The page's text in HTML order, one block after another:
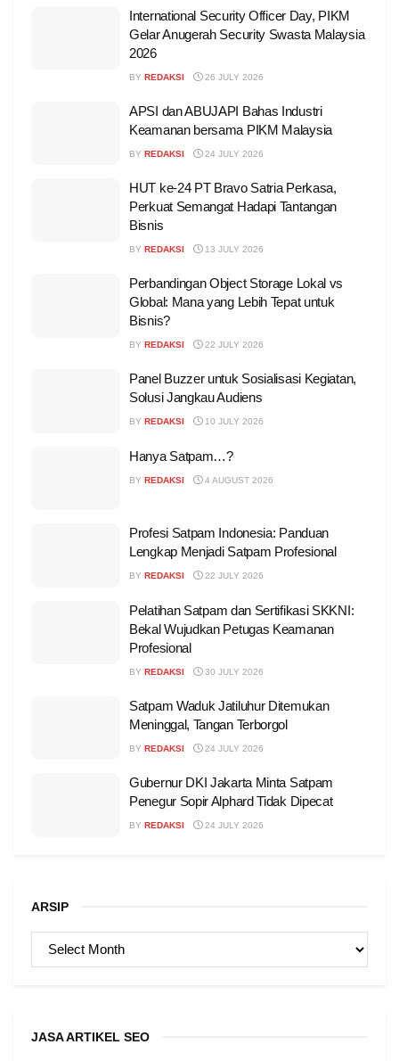
International Security Officer Day, PIKM
Gelar Anugerah Security Swasta Malaysia
2026
BY REDAKSI 26 JULY 2026
APSI dan ABUJAPI Bahas Industri
Keamanan bersama PIKM Malaysia
BY REDAKSI 24 JULY 2026
HUT ke-24 PT Bravo Satria Perkasa,
Perkuat Semangat Hadapi Tantangan
Bisnis
BY REDAKSI 13 JULY 2026
Perbandingan Object Storage Lokal vs
Global: Mana yang Lebih Tepat untuk
Bisnis?
BY REDAKSI 22 JULY 2026
Panel Buzzer untuk Sosialisasi Kegiatan,
Solusi Jangkau Audiens
BY REDAKSI 10 JULY 2026
Hanya Satpam…?
BY REDAKSI 4 AUGUST 2026
Profesi Satpam Indonesia: Panduan
Lengkap Menjadi Satpam Profesional
BY REDAKSI 22 JULY 2026
Pelatihan Satpam dan Sertifikasi SKKNI:
Bekal Wujudkan Petugas Keamanan
Profesional
BY REDAKSI 30 JULY 2026
Satpam Waduk Jatiluhur Ditemukan
Meninggal, Tangan Terborgol
BY REDAKSI 24 JULY 2026
Gubernur DKI Jakarta Minta Satpam
Penegur Sopir Alphard Tidak Dipecat
BY REDAKSI 24 JULY 2026
ARSIP
ARSIP
JASA ARTIKEL SEO